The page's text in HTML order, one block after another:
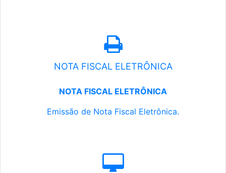
NOTA FISCAL ELETRÔNICA
NOTA FISCAL ELETRÔNICA
Emissão de Nota Fiscal Eletrônica.